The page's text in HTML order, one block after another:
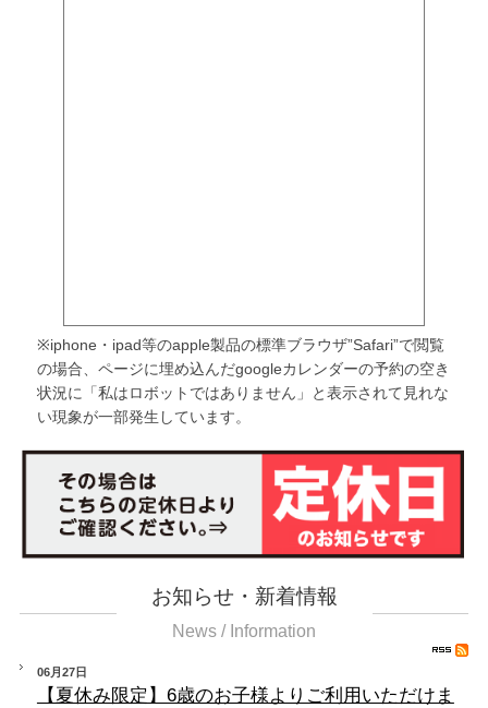
※iphone・ipad等のapple製品の標準ブラウザ”Safari”で閲覧
の場合、ページに埋め込んだgoogleカレンダーの予約の空き
状況に「私はロボットではありません」と表示されて見れな
い現象が一部発生しています。
お知らせ・新着情報
News / Information
06月27日
【夏休み限定】6歳のお子様よりご利用いただけま